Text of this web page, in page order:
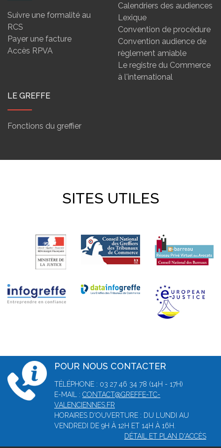
Suivre une formalité au
RCS
Payer une facture
Accès RPVA
Calendriers des audiences
Lexique
Convention de procédure
Convention audience de
règlement amiable
Le registre du Commerce
à l'international
LE GREFFE
Fonctions du greffier
SITES UTILES
POUR NOUS CONTACTER
TÉLÉPHONE : 03 27 46 34 78 (14H - 17H)
E-MAIL : CONTACT@GREFFE-TC-
VALENCIENNES.FR
HORAIRES D'OUVERTURE : DU LUNDI AU
VENDREDI DE 9H À 12H ET 14H À 16H.
DÉTAIL ET PLAN D'ACCÈS